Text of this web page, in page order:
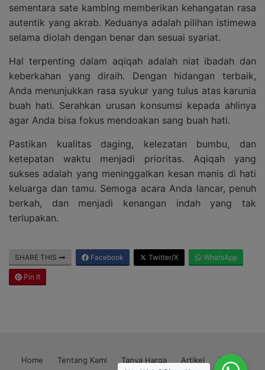
sementara sate kambing memberikan kehangatan rasa
autentik yang akrab. Keduanya adalah pilihan istimewa
selama diolah dengan benar dan sesuai syariat.
Hal terpenting dalam aqiqah adalah niat ibadah dan
keberkahan yang diraih. Dengan hidangan terbaik,
Anda menunjukkan rasa syukur yang tulus atas karunia
buah hati. Serahkan urusan konsumsi kepada ahlinya
agar Anda bisa fokus mendoakan sang buah hati.
Pastikan kualitas daging, kelezatan bumbu, dan
ketepatan waktu menjadi prioritas. Aqiqah yang
sukses adalah yang meninggalkan kesan manis di hati
keluarga dan tamu. Semoga acara Anda lancar, penuh
berkah, dan menjadi kenangan indah yang tak
terlupakan.
SHARE THIS Facebook Twitter/X WhatsApp
Pin It
Home Tentang Kami Tanya Harga Artikel Kontak